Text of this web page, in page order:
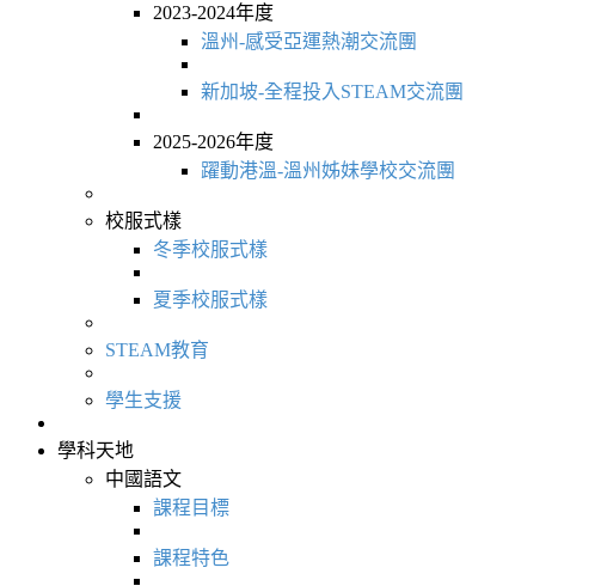
2023-2024年度
溫州-感受亞運熱潮交流團
新加坡-全程投入STEAM交流團
2025-2026年度
躍動港溫-溫州姊妹學校交流團
校服式樣
冬季校服式樣
夏季校服式樣
STEAM教育
學生支援
學科天地
中國語文
課程目標
課程特色